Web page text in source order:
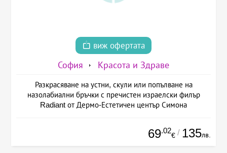
виж офертата
София Красота и Здраве
Разкрасяване на устни, скули или попълване на
назолабиални бръчки с пречистен израелски филър
Radiant от Дермо-Естетичен център Симона
69.02
€ / 135лв.